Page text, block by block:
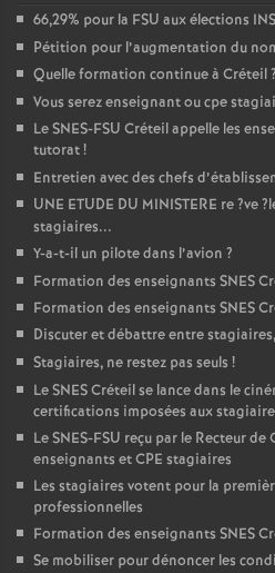
66,29% pour la FSU aux élections
Pétition pour l’augmentation du
Quelle formation continue à Créteil?
Vous serez enseignant ou cpe
LeSNES-FSU Créteil appelle les
tutorat!
Entretien avec des chefs
UNE ETUDE DU MINISTERE re?ve
stagiaires...
Y-a-t-il un pilote dans l’avion ?
Formation des enseignants SNES
Formation des enseignants SNES
Discuter et débattre entre
Stagiaires, ne restez pas seuls !
LeSNESCréteil se lance dans le
certifications imposées aux
LeSNES-FSU reçu par le Recteur
enseignants etCPE stagiaires
Les stagiaires votent pour la
professionnelles
Formation des enseignants SNES
Se mobiliser pour dénoncer les